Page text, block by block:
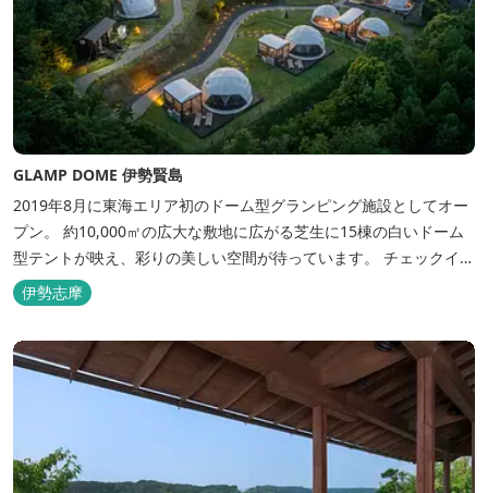
GLAMP DOME 伊勢賢島
2019年8月に東海エリア初のドーム型グランピング施設としてオー
プン。 約10,000㎡の広大な敷地に広がる芝生に15棟の白いドーム
型テントが映え、彩りの美しい空間が待っています。 チェックイン
後は『ハーゲンダッツ食べ放題』 夕食は松阪牛や伊勢海老を贅沢に
使用した「三重ブランドBBQプラン」や、1人前350ｇと食べ応え
のあるお肉を用意した「肉盛りプラン」などからお選びできま
す。...
伊勢志摩